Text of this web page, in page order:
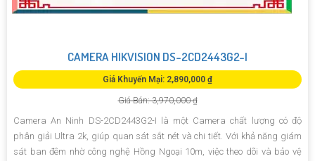
CAMERA HIKVISION DS-2CD2443G2-I
Giá Khuyến Mại: 2,890,000 ₫
Giá Bán: 3,970,000 ₫
Camera An Ninh DS-2CD2443G2-I là một Camera chất lượng có độ
phân giải Ultra 2k, giúp quan sát sắt nét và chi tiết. Với khả năng giám
sát ban đêm nhờ công nghệ Hồng Ngoại 10m, việc theo dõi và bảo vệ